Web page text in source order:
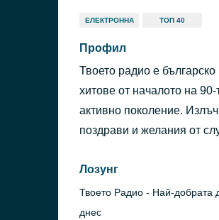
ЕЛЕКТРОННА ТОП 40
Профил
Твоето радио е
хитове от началото на
активно поколение.
поздрави и желания от
Лозунг
Твоето Радио - Най-добрата
днес